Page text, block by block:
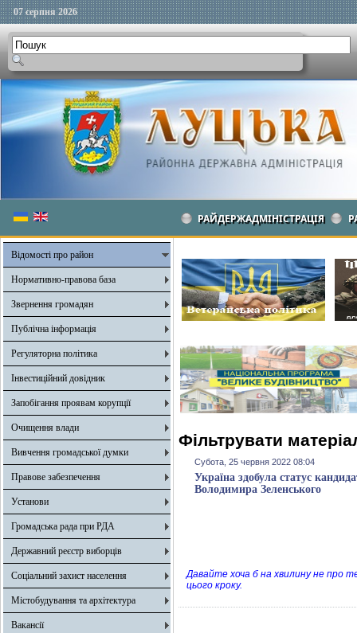
07 серпня 2026
РАЙДЕРЖАДМІНІСТРАЦІЯ
Відомості про район
Нормативно-правова база
Звернення громадян
Публічна інформація
Регуляторна політика
Інвестиційний довідник
Запобігання проявам корупції
Очищення влади
Вивчення громадської думки
Правове забезпечення
Установи
Громадська рада при РДА
Державний реєстр виборців
Соціальний захист населення
Містобудування та архітектура
Вакансії
Фільтрувати
Субота, 25 червня 2022 08:04
Україна здобула статус
Володимира Зеленського
Давайте хоча б на хвилину не про
цього кроку.